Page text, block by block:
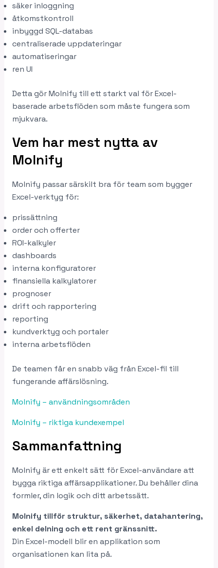
säker inloggning
åtkomstkontroll
inbyggd SQL-databas
centraliserade uppdateringar
automatiseringar
ren UI
Detta gör Molnify till ett starkt val för Excel-
baserade arbetsflöden som måste fungera som
mjukvara.
Vem har mest nytta av
Molnify
Molnify passar särskilt bra för team som bygger
Excel-verktyg för:
prissättning
order och offerter
ROI-kalkyler
dashboards
interna konfiguratorer
finansiella kalkylatorer
prognoser
drift och rapportering
reporting
kundverktyg och portaler
interna arbetsflöden
De teamen får en snabb väg från Excel-fil till
fungerande affärslösning.
Molnify – användningsområden
Molnify – riktiga kundexempel
Sammanfattning
Molnify är ett enkelt sätt för Excel-användare att
bygga riktiga affärsapplikationer. Du behåller dina
formler, din logik och ditt arbetssätt.
Molnify tillför struktur, säkerhet, datahantering,
enkel delning och ett rent gränssnitt.
Din Excel-modell blir en applikation som
organisationen kan lita på.